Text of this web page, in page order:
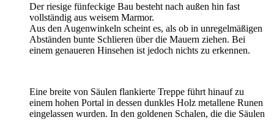
Der riesige fünfeckige Bau besteht nach außen hin fast
vollständig aus weisem Marmor.
Aus den Augenwinkeln scheint es, als ob in unregelmäßigen
Abständen bunte Schlieren über die Mauern ziehen. Bei
einem genaueren Hinsehen ist jedoch nichts zu erkennen.
Eine breite von Säulen flankierte Treppe führt hinauf zu
einem hohen Portal in dessen dunkles Holz metallene Runen
eingelassen wurden. In den goldenen Schalen, die die Säulen